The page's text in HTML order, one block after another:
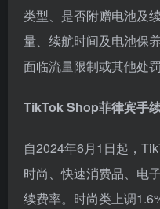
类型、是否附赠电池及
量、续航时间及电池保
面临流量限制或其他处罚
TikTok Shop菲律宾手
自2024年6月1日起，
时尚、快速消费品、电
续费率。时尚类上调